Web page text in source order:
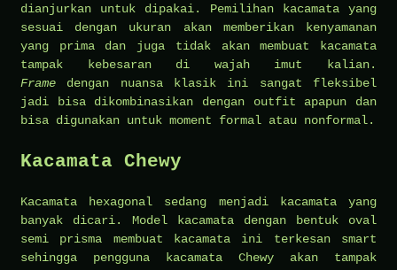
dianjurkan untuk dipakai. Pemilihan kacamata yang
sesuai dengan ukuran akan memberikan kenyamanan
yang prima dan juga tidak akan membuat kacamata
tampak kebesaran di wajah imut kalian.
Frame dengan nuansa klasik ini sangat fleksibel
jadi bisa dikombinasikan dengan outfit apapun dan
bisa digunakan untuk moment formal atau nonformal.
Kacamata Chewy
Kacamata hexagonal sedang menjadi kacamata yang
banyak dicari. Model kacamata dengan bentuk oval
semi prisma membuat kacamata ini terkesan smart
sehingga pengguna kacamata Chewy akan tampak